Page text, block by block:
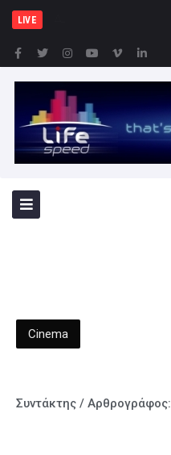
LIVE
Cinema
Συντάκτης / Αρθρογράφος: